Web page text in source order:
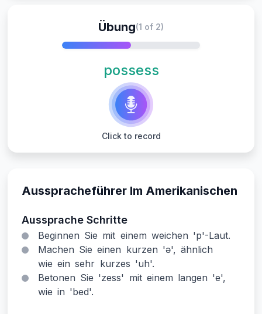
Ausspracheführer Im Amerikanischen
Aussprache Schritte
Beginnen Sie mit einem weichen 'p'-Laut.
Machen Sie einen kurzen 'ə', ähnlich
wie ein sehr kurzes 'uh'.
Betonen Sie 'zess' mit einem langen 'e',
wie in 'bed'.
Übung(1 of 2)
possess
Click to record